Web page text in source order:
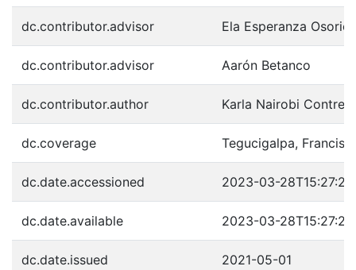
dc.contributor.advisor Ela Esperanza Osorio
dc.contributor.advisor Aarón Betanco
dc.contributor.author Karla Nairobi
dc.coverage Tegucigalpa,
dc.date.accessioned 2023-03-
dc.date.available 2023-03-
dc.date.issued 2021-05-01